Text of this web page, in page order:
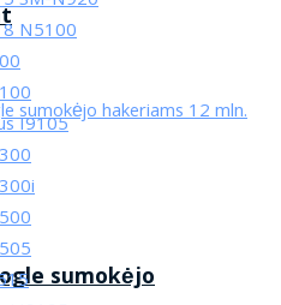
sumokėjo
N5100
I9105